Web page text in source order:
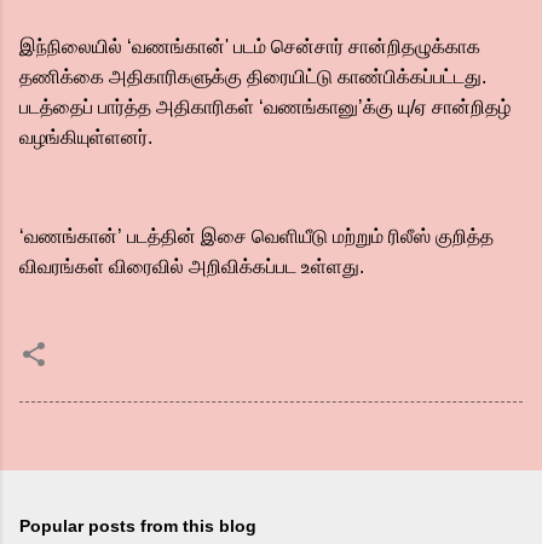
இந்நிலையில் ‘வணங்கான்' படம் சென்சார் சான்றிதழுக்காக
தணிக்கை அதிகாரிகளுக்கு திரையிட்டு காண்பிக்கப்பட்டது.
படத்தைப் பார்த்த அதிகாரிகள் ‘வணங்கானு’க்கு யு/ஏ சான்றிதழ்
வழங்கியுள்ளனர்.
‘வணங்கான்’ படத்தின் இசை வெளியீடு மற்றும் ரிலீஸ் குறித்த
விவரங்கள் விரைவில் அறிவிக்கப்பட உள்ளது.
Popular posts from this blog